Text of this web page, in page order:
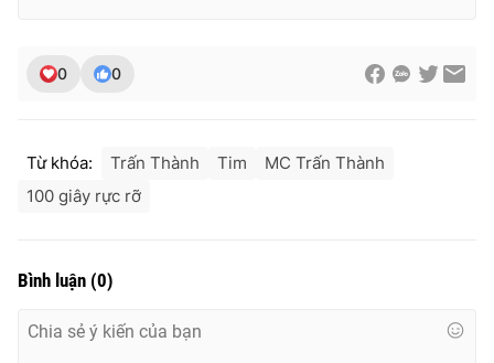
0 0
Từ khóa: Trấn Thành Tim
MC Trấn Thành
100 giây rực rỡ
Bình luận (0)